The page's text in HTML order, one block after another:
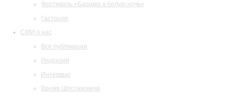
Фестиваль «Барокко в белую ночь»
Гастроли
СМИ о нас
Все публикации
Рецензии
Интервью
Время Шостаковича